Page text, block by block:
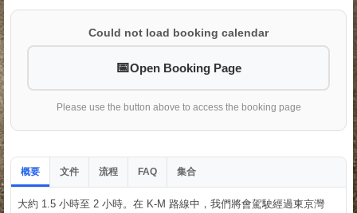
Could not load booking calendar
Open Booking Page
Please use the button above to access the booking page
概要 文件 流程 FAQ 集合
大約 1.5 小時至 2 小時。在 K-M 路線中，我們將會駕駛經過東京灣